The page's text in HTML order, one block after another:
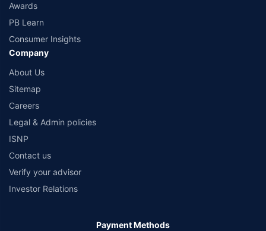
Awards
PB Learn
Consumer Insights
Company
About Us
Sitemap
Careers
Legal & Admin policies
ISNP
Contact us
Verify your advisor
Investor Relations
Payment Methods